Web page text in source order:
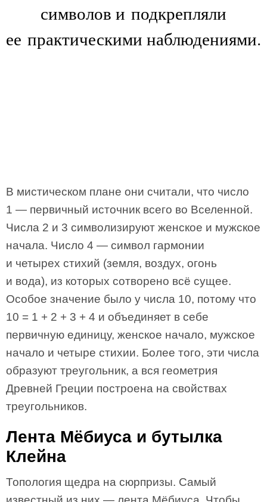
символов и подкрепляли
ее практическими наблюдениями.
В мистическом плане они считали, что число
1 — первичный источник всего во Вселенной.
Числа 2 и 3 символизируют женское и мужское
начала. Число 4 — символ гармонии
и четырех стихий (земля, воздух, огонь
и вода), из которых сотворено всё сущее.
Особое значение было у числа 10, потому что
10 = 1 + 2 + 3 + 4 и объединяет в себе
первичную единицу, женское начало, мужское
начало и четыре стихии. Более того, эти числа
образуют треугольник, а вся геометрия
Древней Греции построена на свойствах
треугольников.
Лента Мёбиуса и бутылка
Клейна
Топология щедра на сюрпризы. Самый